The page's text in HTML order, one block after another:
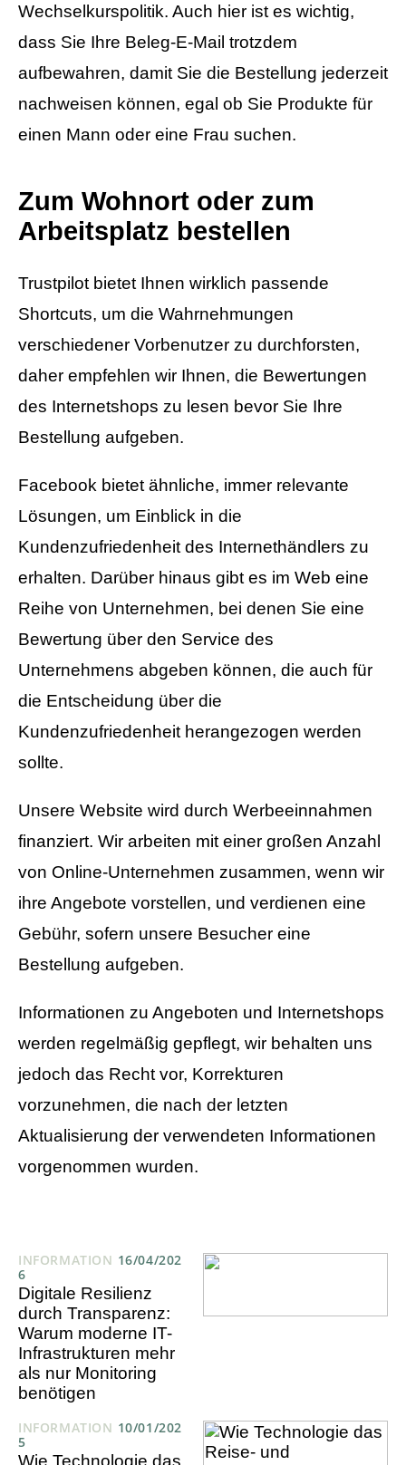
Wechselkurspolitik. Auch hier ist es wichtig,
dass Sie Ihre Beleg-E-Mail trotzdem
aufbewahren, damit Sie die Bestellung jederzeit
nachweisen können, egal ob Sie Produkte für
einen Mann oder eine Frau suchen.
Zum Wohnort oder zum
Arbeitsplatz bestellen
Trustpilot bietet Ihnen wirklich passende
Shortcuts, um die Wahrnehmungen
verschiedener Vorbenutzer zu durchforsten,
daher empfehlen wir Ihnen, die Bewertungen
des Internetshops zu lesen bevor Sie Ihre
Bestellung aufgeben.
Facebook bietet ähnliche, immer relevante
Lösungen, um Einblick in die
Kundenzufriedenheit des Internethändlers zu
erhalten. Darüber hinaus gibt es im Web eine
Reihe von Unternehmen, bei denen Sie eine
Bewertung über den Service des
Unternehmens abgeben können, die auch für
die Entscheidung über die
Kundenzufriedenheit herangezogen werden
sollte.
Unsere Website wird durch Werbeeinnahmen
finanziert. Wir arbeiten mit einer großen Anzahl
von Online-Unternehmen zusammen, wenn wir
ihre Angebote vorstellen, und verdienen eine
Gebühr, sofern unsere Besucher eine
Bestellung aufgeben.
Informationen zu Angeboten und Internetshops
werden regelmäßig gepflegt, wir behalten uns
jedoch das Recht vor, Korrekturen
vorzunehmen, die nach der letzten
Aktualisierung der verwendeten Informationen
vorgenommen wurden.
INFORMATION 16/04/202
6
Digitale Resilienz
durch Transparenz:
Warum moderne IT-
Infrastrukturen mehr
als nur Monitoring
benötigen
INFORMATION 10/01/202
5
Wie Technologie das